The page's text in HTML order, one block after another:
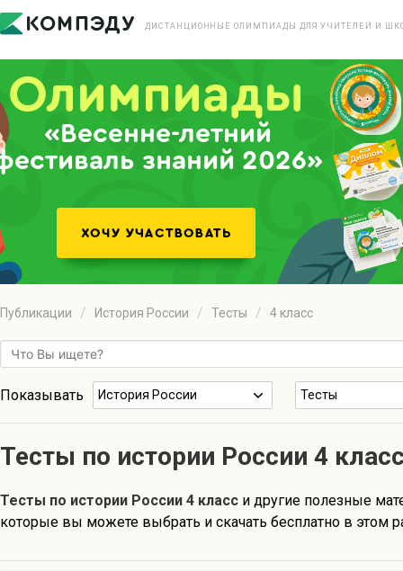
ДИСТАНЦИОННЫЕ ОЛИМПИАДЫ ДЛЯ УЧИТЕЛЕЙ И
«Весенне-летний
знаний 2026»
Публикации История России Тесты 4 класс
Показывать История России Тесты
Тесты по истории России 4
Тесты по истории России 4 класс и другие полезные
которые вы можете выбрать и скачать бесплатно в этом